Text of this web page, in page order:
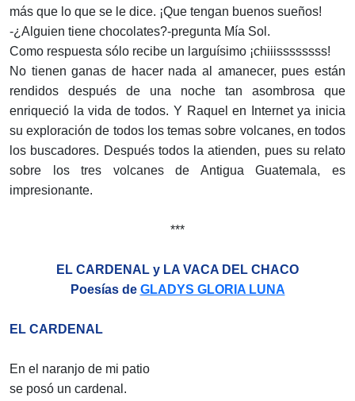
más que lo que se le dice. ¡Que tengan buenos sueños!
-¿Alguien tiene chocolates?-pregunta Mía Sol.
Como respuesta sólo recibe un larguísimo ¡chiiissssssss!
No tienen ganas de hacer nada al amanecer, pues están
rendidos después de una noche tan asombrosa que
enriqueció la vida de todos. Y Raquel en Internet ya inicia
su exploración de todos los temas sobre volcanes, en todos
los buscadores. Después todos la atienden, pues su relato
sobre los tres volcanes de Antigua Guatemala, es
impresionante.
***
EL CARDENAL y LA VACA DEL CHACO
Poesías de GLADYS GLORIA LUNA
EL CARDENAL
En el naranjo de mi patio
se posó un cardenal.